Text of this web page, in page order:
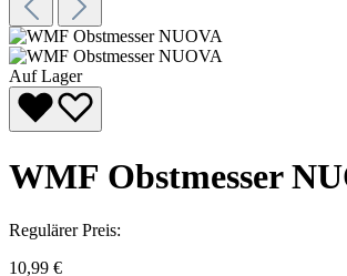
Auf Lager
WMF Obstmesser
Regulärer Preis:
10,99 €